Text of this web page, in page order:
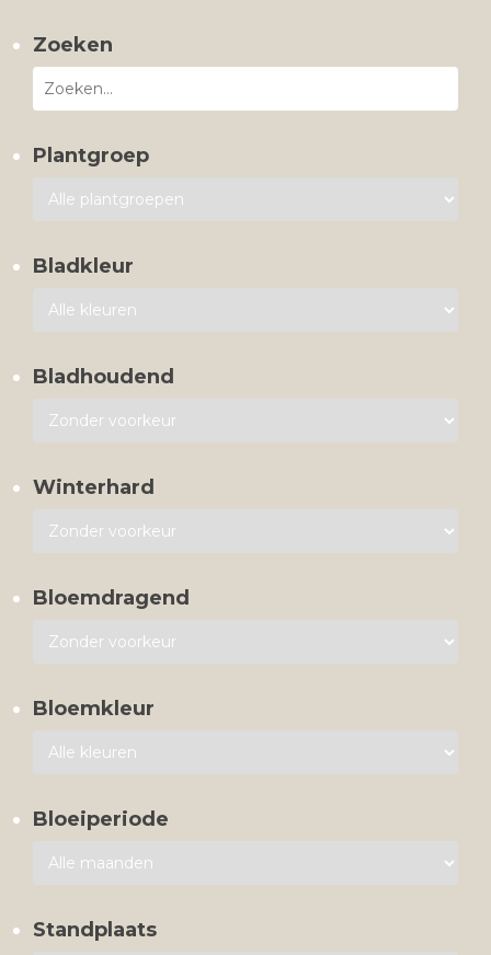
Zoeken
Plantgroep
Bladkleur
Bladhoudend
Winterhard
Bloemdragend
Bloemkleur
Bloeiperiode
Standplaats